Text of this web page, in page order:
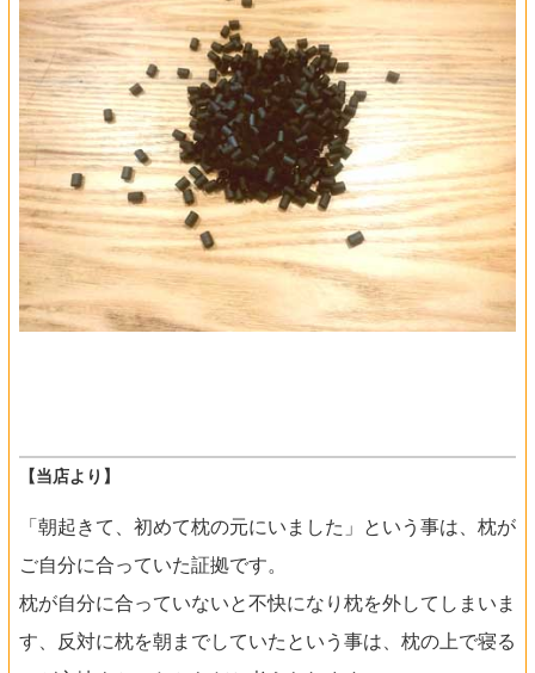
【当店より】
「朝起きて、初めて枕の元にいました」という事は、枕が
ご自分に合っていた証拠です。
枕が自分に合っていないと不快になり枕を外してしまいま
す、反対に枕を朝までしていたという事は、枕の上で寝る